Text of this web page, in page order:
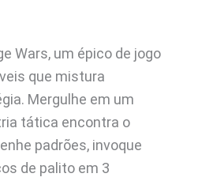
Wars, um épico de jogo
que mistura
Mergulhe em um
tática encontra o
padrões, invoque
de palito em 3